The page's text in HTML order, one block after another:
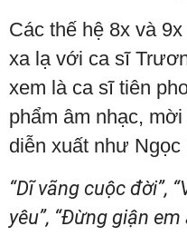
Các thế hệ 8x và
xa lạ với ca sĩ
xem là ca sĩ tiên
phẩm âm nhạc,
diễn xuất như
“Dĩ vãng cuộc đời”,
yêu”, “Đừng giận em